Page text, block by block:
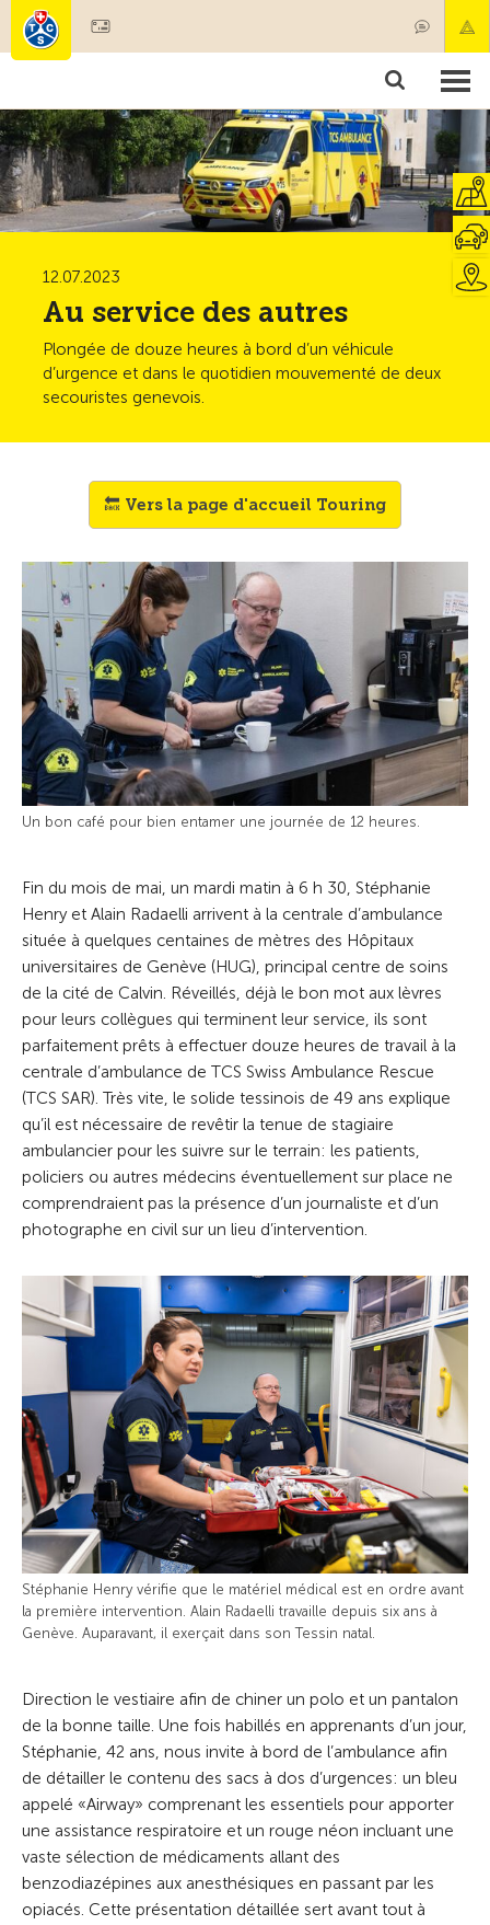
Membres & prestations
Tests, sécurité & santé
12.07.2023
Au service des autres
Plongée de douze heures à bord d’un véhicule
d’urgence et dans le quotidien mouvementé de deux
secouristes genevois.
🔙 Vers la page d'accueil Touring
Un bon café pour bien entamer une journée de 12 heures.
Fin du mois de mai, un mardi matin à 6 h 30, Stéphanie
Henry et Alain Radaelli arrivent à la centrale d’ambulance
située à quelques centaines de mètres des Hôpitaux
universitaires de Genève (HUG), principal centre de soins
de la cité de Calvin. Réveillés, déjà le bon mot aux lèvres
pour leurs collègues qui terminent leur service, ils sont
parfaitement prêts à effectuer douze heures de travail à la
centrale d’ambulance de TCS Swiss Ambulance Rescue
(TCS SAR). Très vite, le solide tessinois de 49 ans explique
qu’il est nécessaire de revêtir la tenue de stagiaire
ambulancier pour les suivre sur le terrain: les ­patients,
policiers ou autres médecins éventuellement sur place ne
comprendraient pas la présence d’un journaliste et d’un
photographe en civil sur un lieu d’intervention. ­
Stéphanie Henry vérifie que le matériel médical est en ordre avant
la première intervention. Alain Radaelli travaille depuis six ans à
Genève. Auparavant, il exerçait dans son Tessin natal.
Direction le vestiaire afin de chiner un polo et un pantalon
de la bonne taille. Une fois habillés en apprenants d’un jour,
Stéphanie, 42 ans, nous invite à bord de l’ambulance afin
de détailler le contenu des sacs à dos d’urgences: un bleu
appelé «Airway» comprenant les essentiels pour apporter
une assistance respiratoire et un rouge néon incluant une
vaste sélection de médicaments allant des
benzodiazépines aux anesthésiques en passant par les
opiacés. Cette présentation détaillée sert avant tout à